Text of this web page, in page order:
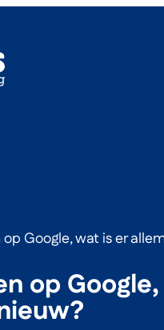
Google, wat is er
op